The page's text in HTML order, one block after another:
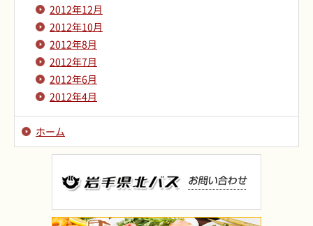
2012年12月
2012年10月
2012年8月
2012年7月
2012年6月
2012年4月
ホーム